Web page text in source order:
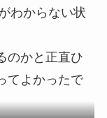
わからない状
のかと正直ひ
てよかったで